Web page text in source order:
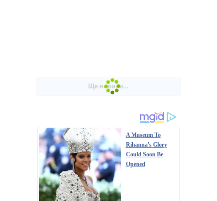
A Museum To
Rihanna's Glory
Could Soon Be
Opened